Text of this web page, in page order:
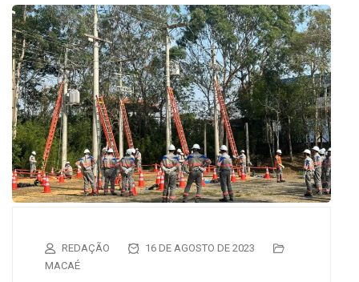
REDAÇÃO
16 DE AGOSTO DE 2023
MACAÉ